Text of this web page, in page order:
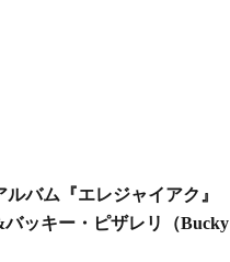
バム『エレジャイアク』
バッキー・ピザレリ（Bucky